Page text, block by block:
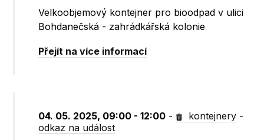
Velkoobjemový kontejner pro bioodpad v ulici
Bohdanečská - zahrádkářská kolonie
Přejít na více informací
04. 05. 2025, 09:00 - 12:00 - kontejnery -
odkaz na událost